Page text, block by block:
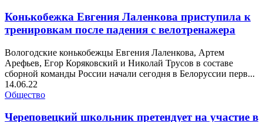
Конькобежка Евгения Лаленкова приступила к
тренировкам после падения с велотренажера
Вологодские конькобежцы Евгения Лаленкова, Артем
Арефьев, Егор Коряковский и Николай Трусов в составе
сборной команды России начали сегодня в Белоруссии перв...
14.06.22
Общество
Череповецкий школьник претендует на участие в